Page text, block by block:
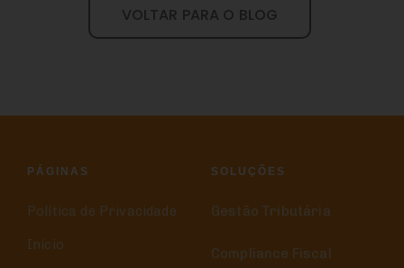
VOLTAR PARA O BLOG
PÁGINAS
Política de Privacidade
Início
SOLUÇÕES
Gestão Tributária
Compliance Fiscal